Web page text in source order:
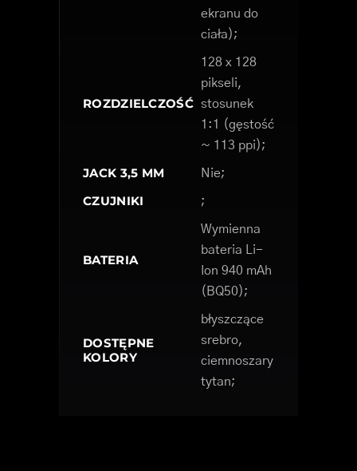
ekranu do
ciała);
ROZDZIELCZOŚĆ
128 x 128
pikseli,
stosunek
1:1 (gęstość
~ 113 ppi);
JACK 3,5 MM Nie;
CZUJNIKI ;
BATERIA
Wymienna
bateria Li-
Ion 940 mAh
(BQ50);
DOSTĘPNE
KOLORY
błyszczące
srebro,
ciemnoszary
tytan;